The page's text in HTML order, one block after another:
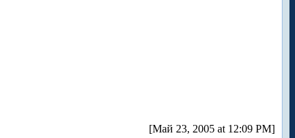
[Май 23, 2005 at 12:09 PM]